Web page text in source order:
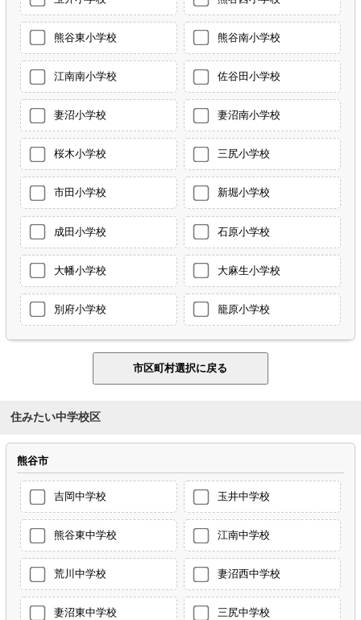
熊谷東小学校 熊谷南小学校
江南南小学校 佐谷田小学校
妻沼小学校 妻沼南小学校
桜木小学校 三尻小学校
市田小学校 新堀小学校
成田小学校 石原小学校
大幡小学校 大麻生小学校
別府小学校 籠原小学校
住みたい中学校区
熊谷市
吉岡中学校 玉井中学校
熊谷東中学校 江南中学校
荒川中学校 妻沼西中学校
妻沼東中学校 三尻中学校